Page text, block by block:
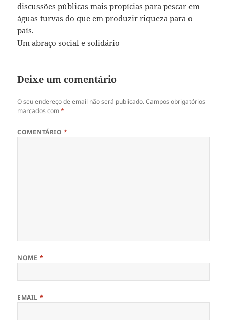
discussões públicas mais propícias para pescar em
águas turvas do que em produzir riqueza para o
país.
Um abraço social e solidário
Deixe um comentário
O seu endereço de email não será publicado. Campos obrigatórios
marcados com*
COMENTÁRIO *
NOME *
EMAIL*